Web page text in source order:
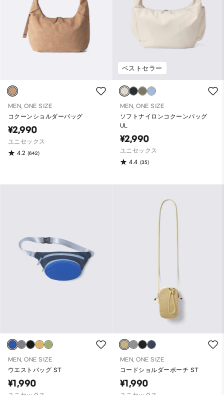
MEN, ONE SIZE
コクーンショルダーバッグ
¥2,990
ユニセックス
4.2 (642)
ベストセラー
MEN, ONE SIZE
ソフトナイロンコクーンバッグ
UL
¥2,990
ユニセックス
4.4 (35)
MEN, ONE SIZE
ウエストバッグ ST
¥1,990
MEN, ONE SIZE
コードショルダーポーチ ST
¥1,990